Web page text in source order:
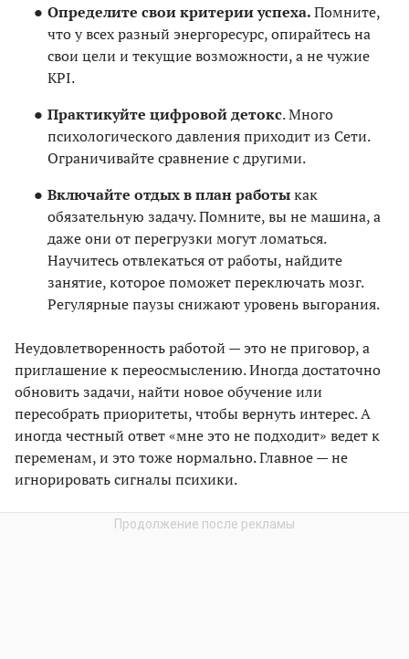
Определите свои критерии успеха.Помните,
что у всех разный энергоресурс, опирайтесь на
свои цели и текущие возможности, а не чужие
KPI.
Практикуйте цифровой детокс. Много
психологического давления приходит из Сети.
Ограничивайте сравнение с другими.
Включайте отдых в план работыкак
обязательную задачу. Помните, вы не машина, а
даже они от перегрузки могут ломаться.
Научитесь отвлекаться от работы, найдите
занятие, которое поможет переключать мозг.
Регулярные паузы снижают уровень выгорания.
Неудовлетворенность работой — это не приговор, а
приглашение к переосмыслению. Иногда достаточно
обновить задачи, найти новое обучение или
пересобрать приоритеты, чтобы вернуть интерес. А
иногда честный ответ «мне это не подходит» ведет к
переменам, и это тоже нормально. Главное — не
игнорировать сигналы психики.